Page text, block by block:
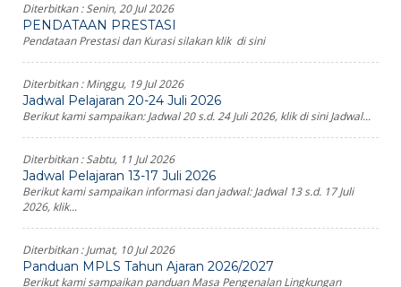
Diterbitkan :Senin, 20 Jul 2026
PENDATAAN PRESTASI
Pendataan Prestasi dan Kurasi silakan klik di sini
Diterbitkan :Minggu, 19 Jul 2026
Jadwal Pelajaran 20-24 Juli 2026
Berikut kami sampaikan: Jadwal 20 s.d. 24 Juli 2026, klik di sini Jadwal...
Diterbitkan :Sabtu, 11 Jul 2026
Jadwal Pelajaran 13-17 Juli 2026
Berikut kami sampaikan informasi dan jadwal: Jadwal 13 s.d. 17 Juli
2026, klik...
Diterbitkan :Jumat, 10 Jul 2026
Panduan MPLS Tahun Ajaran 2026/2027
Berikut kami sampaikan panduan Masa Pengenalan Lingkungan